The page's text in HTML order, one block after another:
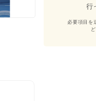
行
必要項目を